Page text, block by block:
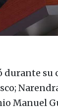
durante su
Manuel